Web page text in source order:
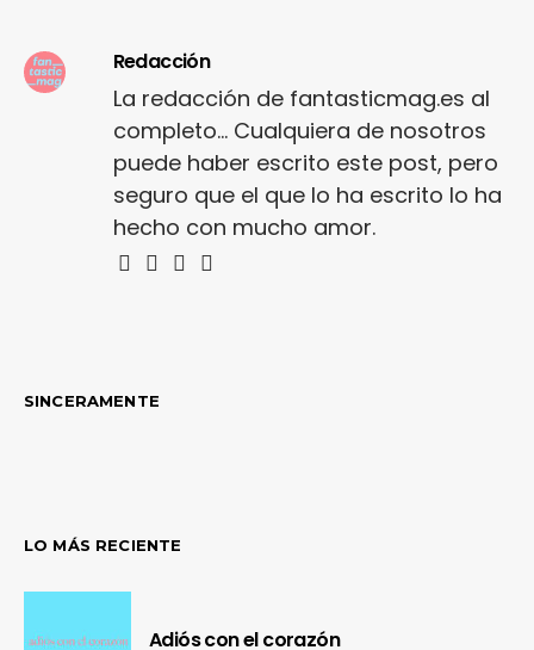
Redacción
La redacción de fantasticmag.es al
completo... Cualquiera de nosotros
puede haber escrito este post, pero
seguro que el que lo ha escrito lo ha
hecho con mucho amor.
SINCERAMENTE
LO MÁS RECIENTE
Adiós con el corazón